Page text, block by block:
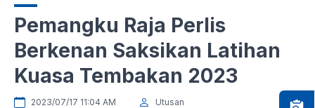
Pemangku Raja Perlis
Berkenan Saksikan Latihan
Kuasa Tembakan 2023
2023/07/17 11:04 AM Utusan